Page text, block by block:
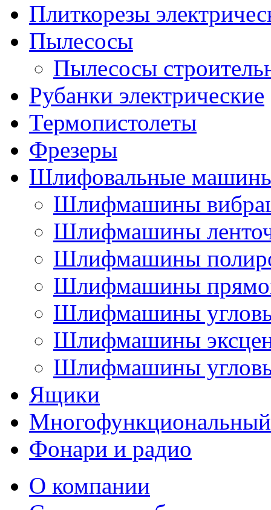
Плиткорезы
Пылесосы
Пылесосы
Рубанки электрические
Термопистолеты
Фрезеры
Шлифовальные
Шлифмашины
Шлифмашины
Шлифмашины
Шлифмашины
Шлифмашины
Шлифмашины
Шлифмашины
Ящики
Фонари и радио
О компании